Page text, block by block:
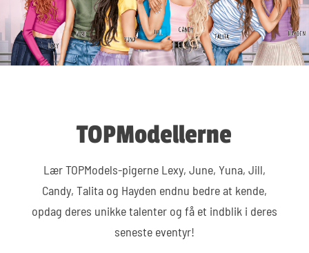
TOPModellerne
Lær TOPModels-pigerne Lexy, June, Yuna, Jill,
Candy, Talita og Hayden endnu bedre at kende,
opdag deres unikke talenter og få et indblik i deres
seneste eventyr!